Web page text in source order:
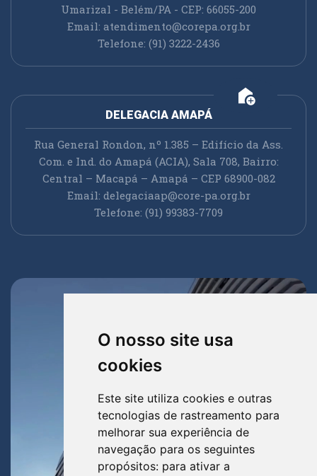
O nosso site usa
cookies
Este site utiliza cookies e outras
tecnologias de rastreamento para
melhorar sua experiência de
navegação para os seguintes
propósitos: para ativar a
Umarizal - Belém/PA - CEP: 66055-200
Email: atendimento@corepa.org.br
Telefone: (91) 3222-2436
add_home
DELEGACIA AMAPÁ
Rua General Rondon, nº 1.385 – Edifício da Ass.
Com. e Ind. do Amapá (ACIA), Sala 708, Bairro:
Central – Macapá – Amapá – CEP 68900-082
Email: delegaciaap@core-pa.org.br
Telefone: (91) 99383-7709